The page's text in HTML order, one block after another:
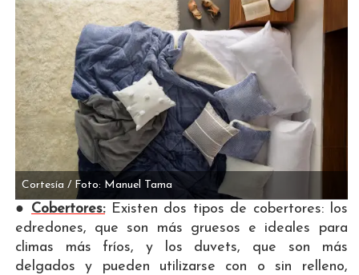
Cortesía / Foto: Manuel Tama
● Cobertores:Existen dos tipos de cobertores: los
edredones, que son más gruesos e ideales para
climas más fríos, y los duvets, que son más
delgados y pueden utilizarse con o sin relleno,